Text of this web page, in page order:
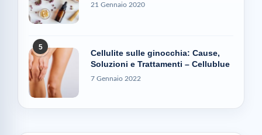
21 Gennaio 2020
5
Cellulite sulle ginocchia: Cause,
Soluzioni e Trattamenti – Cellublue
7 Gennaio 2022